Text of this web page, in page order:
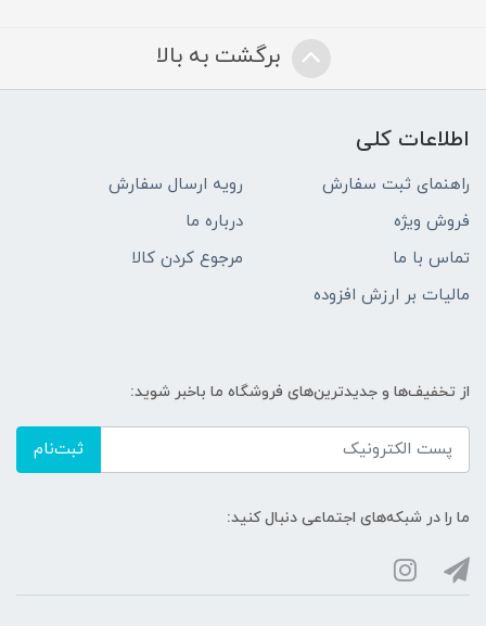
برگشت به بالا
اطلاعات کلی
راهنمای ثبت سفارش
رویه ارسال سفارش
فروش ویژه
درباره ما
تماس با ما
مرجوع کردن کالا
مالیات بر ارزش افزوده
از تخفیف‌ها و جدیدترین‌های فروشگاه ما باخبر شوید:
ثبت‌نام
ما را در شبکه‌های اجتماعی دنبال کنید: